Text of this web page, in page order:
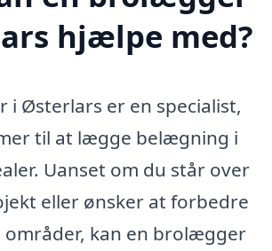
hjælpe med?
i Østerlars er en specialist,
til at lægge belægning i
Uanset om du står over
eller ønsker at forbedre
områder, kan en brolægger